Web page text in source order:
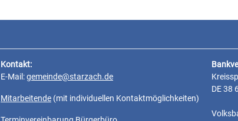
Kontakt:
E-Mail:gemeinde@starzach.de
Mitarbeitende (mit individuellen Kontaktmöglichkeiten)
DE 38